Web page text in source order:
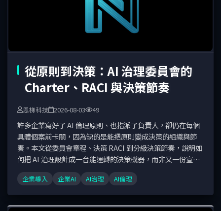
從原則到決策：AI 治理委員會的
Charter、RACI 與決策節奏
恩梯科技 2026-08-03 49
許多企業寫好了 AI 倫理原則、也指派了負責人，卻仍在每個
具體個案前卡關，因為缺的是能把原則變成決策的組織與節
奏。本文從委員會章程、決策 RACI 到分級決策節奏，說明如
何把 AI 治理設計成一台能運轉的決策機器，而非又一份宣
企業導入 企業AI AI治理 AI倫理